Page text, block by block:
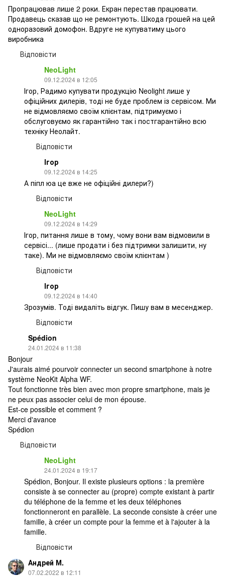
Пропрацював лише 2 роки. Екран перестав працювати.
Продавець сказав що не ремонтують. Шкода грошей на цей
одноразовий домофон. Вдруге не купуватиму цього
виробника
Відповісти
NeoLight
09.12.2024 в 12:05
Ігор, Радимо купувати продукцію Neolight лише у
офіційних дилерів, тоді не буде проблем із сервісом. Ми
не відмовляємо своїм клієнтам, підтримуємо і
обслуговуємо як гарантійно так і постгарантійно всю
техніку Неолайт.
Відповісти
Ігор
09.12.2024 в 14:25
А піпл юа це вже не офіційні дилери?)
Відповісти
NeoLight
09.12.2024 в 14:29
Ігор, питання лише в тому, чому вони вам відмовили в
сервісі... (лише продати і без підтримки залишити, ну
таке). Ми не відмовляємо своїм клієнтам )
Відповісти
Ігор
09.12.2024 в 14:40
Зрозумів. Тоді видаліть відгук. Пишу вам в месенджер.
Відповісти
Spédion
24.01.2024 в 11:38
Bonjour
J'aurais aimé pourvoir connecter un second smartphone à notre
système NeoKit Alpha WF.
Tout fonctionne très bien avec mon propre smartphone, mais je
ne peux pas associer celui de mon épouse.
Est-ce possible et comment ?
Merci d'avance
Spédion
Відповісти
NeoLight
24.01.2024 в 19:17
Spédion, Bonjour. Il existe plusieurs options : la première
consiste à se connecter au (propre) compte existant à partir
du téléphone de la femme et les deux téléphones
fonctionneront en parallèle. La seconde consiste à créer une
famille, à créer un compte pour la femme et à l'ajouter à la
famille.
Відповісти
Андрей М.
07.02.2022 в 12:11